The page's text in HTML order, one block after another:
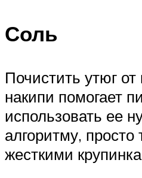
Соль
Почистить утюг
накипи помогает
использовать ее
алгоритму, просто
жесткими